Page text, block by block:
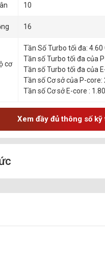
10
16
cơ
Tần Số Turbo tối đa: 4.60
Tần số Turbo tối đa của
Tần số Turbo tối đa của
Tần số Cơ sở của P-core:
Tần số Cơ sở E-core :
Xem đầy đủ thông số kỹ